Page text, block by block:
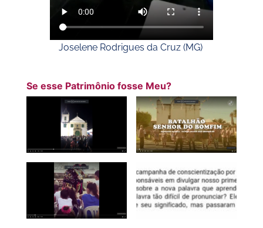
Joselene Rodrigues da Cruz (MG)
Se esse Patrimônio fosse Meu?